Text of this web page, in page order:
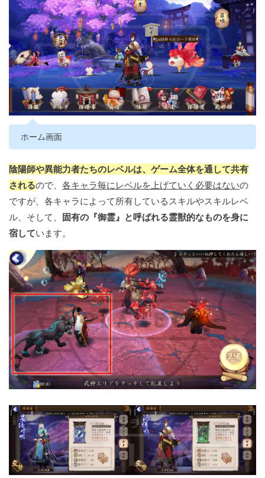
ホーム画面
陰陽師や異能力者たちのレベルは、ゲーム全体を通して共有
されるので、 各キャラ毎にレベルを上げていく必要はないの
ですが、各キャラによって所有しているスキルやスキルレベ
ル、そして、 固有の『御霊』と呼ばれる霊獣的なものを身に
宿しています。